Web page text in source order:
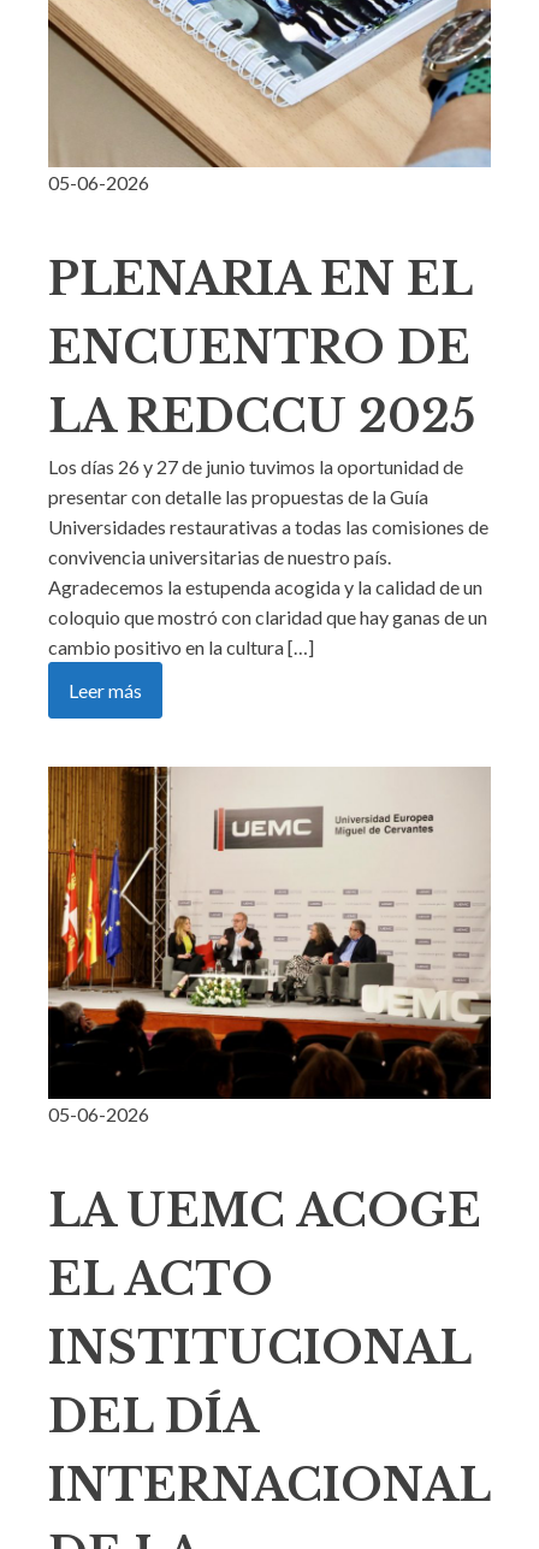
05-06-2026
PLENARIA EN EL
ENCUENTRO DE
LA REDCCU 2025
Los días 26 y 27 de junio tuvimos la oportunidad de
presentar con detalle las propuestas de la Guía
Universidades restaurativas a todas las comisiones de
convivencia universitarias de nuestro país.
Agradecemos la estupenda acogida y la calidad de un
coloquio que mostró con claridad que hay ganas de un
cambio positivo en la cultura […]
Leer más
05-06-2026
LA UEMC ACOGE
EL ACTO
INSTITUCIONAL
DEL DÍA
INTERNACIONAL